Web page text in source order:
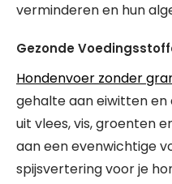
verminderen en hun
Gezonde
Hondenvoer zonder
gehalte aan eiwitten
uit vlees, vis, groenten
aan een evenwichtige
spijsvertering voor je